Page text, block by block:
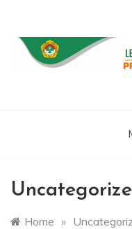
content
Home »